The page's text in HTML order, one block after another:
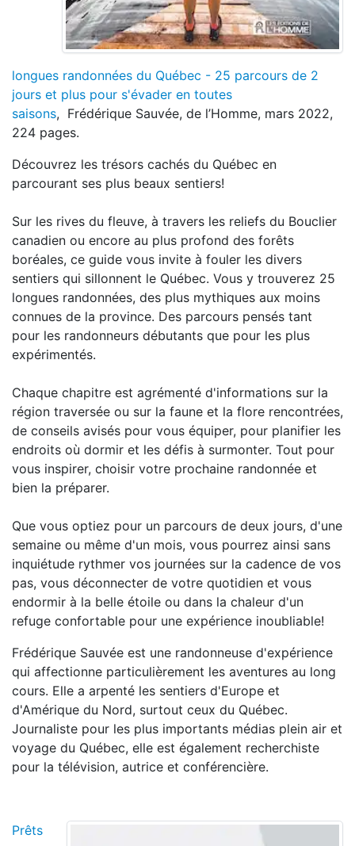
longues randonnées du Québec - 25 parcours de 2
jours et plus pour s'évader en toutes
saisons, Frédérique Sauvée, de l’Homme, mars 2022,
224 pages.
Découvrez les trésors cachés du Québec en
parcourant ses plus beaux sentiers!
Sur les rives du fleuve, à travers les reliefs du Bouclier
canadien ou encore au plus profond des forêts
boréales, ce guide vous invite à fouler les divers
sentiers qui sillonnent le Québec. Vous y trouverez 25
longues randonnées, des plus mythiques aux moins
connues de la province. Des parcours pensés tant
pour les randonneurs débutants que pour les plus
expérimentés.
Chaque chapitre est agrémenté d'informations sur la
région traversée ou sur la faune et la flore rencontrées,
de conseils avisés pour vous équiper, pour planifier les
endroits où dormir et les défis à surmonter. Tout pour
vous inspirer, choisir votre prochaine randonnée et
bien la préparer.
Que vous optiez pour un parcours de deux jours, d'une
semaine ou même d'un mois, vous pourrez ainsi sans
inquiétude rythmer vos journées sur la cadence de vos
pas, vous déconnecter de votre quotidien et vous
endormir à la belle étoile ou dans la chaleur d'un
refuge confortable pour une expérience inoubliable!
Frédérique Sauvée est une randonneuse d'expérience
qui affectionne particulièrement les aventures au long
cours. Elle a arpenté les sentiers d'Europe et
d'Amérique du Nord, surtout ceux du Québec.
Journaliste pour les plus importants médias plein air et
voyage du Québec, elle est également recherchiste
pour la télévision, autrice et conférencière.
Prêts